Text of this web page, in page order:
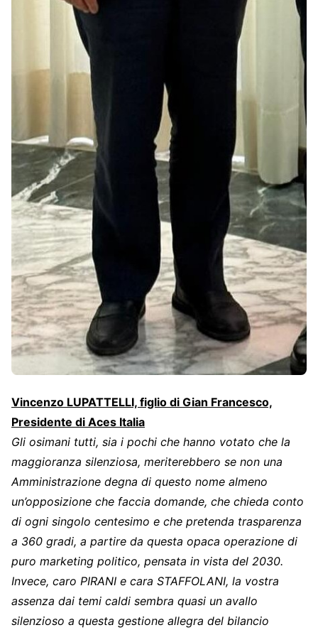
Vincenzo LUPATTELLI, figlio di Gian Francesco,
Presidente di Aces Italia
Gli osimani tutti, sia i pochi che hanno votato che la
maggioranza silenziosa, meriterebbero se non una
Amministrazione degna di questo nome almeno
un’opposizione che faccia domande, che chieda conto
di ogni singolo centesimo e che pretenda trasparenza
a 360 gradi, a partire da questa opaca operazione di
puro marketing politico, pensata in vista del 2030.
Invece, caro PIRANI e cara STAFFOLANI, la vostra
assenza dai temi caldi sembra quasi un avallo
silenzioso a questa gestione allegra del bilancio